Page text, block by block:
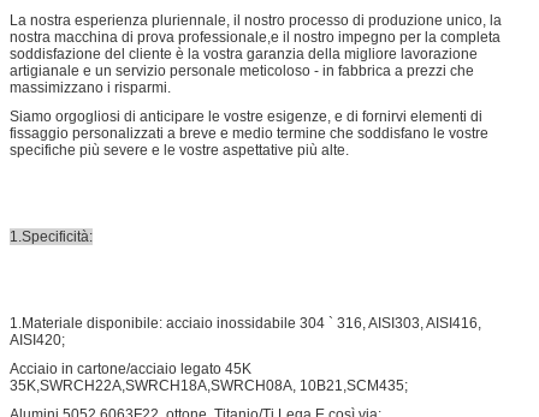
La nostra esperienza pluriennale, il nostro processo di produzione unico, la
nostra macchina di prova professionale,e il nostro impegno per la completa
soddisfazione del cliente è la vostra garanzia della migliore lavorazione
artigianale e un servizio personale meticoloso - in fabbrica a prezzi che
massimizzano i risparmi.
Siamo orgogliosi di anticipare le vostre esigenze, e di fornirvi elementi di
fissaggio personalizzati a breve e medio termine che soddisfano le vostre
specifiche più severe e le vostre aspettative più alte.
1.Specificità:
1.Materiale disponibile: acciaio inossidabile 304 ` 316, AISI303, AISI416,
AISI420;
Acciaio in cartone/acciaio legato 45K
35K,SWRCH22A,SWRCH18A,SWRCH08A, 10B21,SCM435;